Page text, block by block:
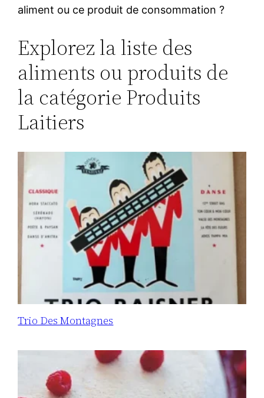
aliment ou ce produit de consommation ?
Explorez la liste des
aliments ou produits de
la catégorie Produits
Laitiers
Trio Des Montagnes